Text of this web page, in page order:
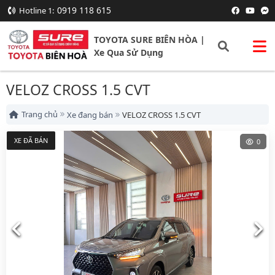
Hotline 1: 0919 118 615
TOYOTA SURE BIÊN HÒA |
Xe Qua Sử Dụng
VELOZ CROSS 1.5 CVT
Trang chủ Xe đang bán VELOZ CROSS 1.5 CVT
XE ĐÃ BÁN 0